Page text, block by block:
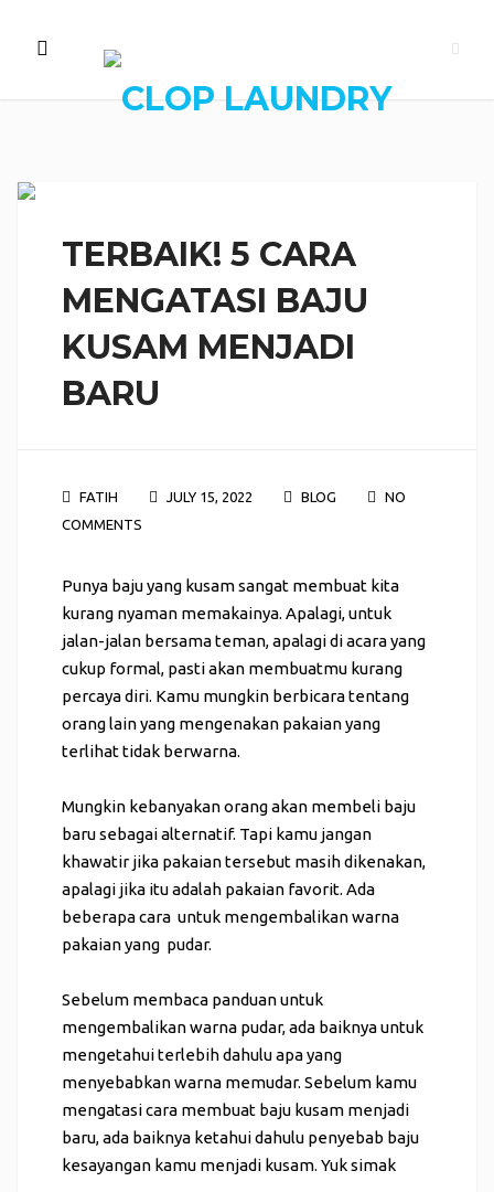
TERBAIK! 5 CARA
MENGATASI BAJU
KUSAM MENJADI
BARU
FATIH JULY 15, 2022 BLOG
NO
COMMENTS
Punya baju yang kusam sangat membuat kita
kurang nyaman memakainya. Apalagi, untuk
jalan-jalan bersama teman, apalagi di acara yang
cukup formal, pasti akan membuatmu kurang
percaya diri. Kamu mungkin berbicara tentang
orang lain yang mengenakan pakaian yang
terlihat tidak berwarna.
Mungkin kebanyakan orang akan membeli baju
baru sebagai alternatif. Tapi kamu jangan
khawatir jika pakaian tersebut masih dikenakan,
apalagi jika itu adalah pakaian favorit. Ada
beberapa cara untuk mengembalikan warna
pakaian yang pudar.
Sebelum membaca panduan untuk
mengembalikan warna pudar, ada baiknya untuk
mengetahui terlebih dahulu apa yang
menyebabkan warna memudar. Sebelum kamu
mengatasi cara membuat baju kusam menjadi
baru, ada baiknya ketahui dahulu penyebab baju
kesayangan kamu menjadi kusam. Yuk simak